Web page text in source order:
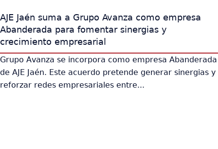
AJE Jaén suma a Grupo Avanza como empresa
Abanderada para fomentar sinergias y
crecimiento empresarial
Grupo Avanza se incorpora como empresa Abanderada
de AJE Jaén. Este acuerdo pretende generar sinergias y
reforzar redes empresariales entre...